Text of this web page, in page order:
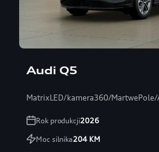
Audi Q5
MatrixLED/kamera360/
Rok produkcji2026
Moc silnika204KM